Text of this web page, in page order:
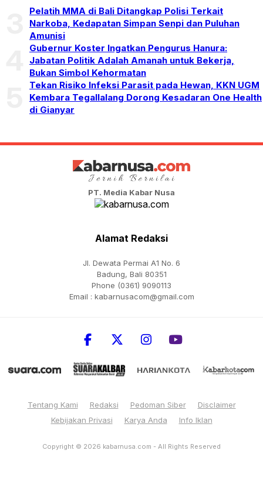
Pelatih MMA di Bali Ditangkap Polisi Terkait
Narkoba, Kedapatan Simpan Senpi dan Puluhan
Amunisi
Gubernur Koster Ingatkan Pengurus Hanura:
Jabatan Politik Adalah Amanah untuk Bekerja,
Bukan Simbol Kehormatan
Tekan Risiko Infeksi Parasit pada Hewan, KKN UGM
Kembara Tegallalang Dorong Kesadaran One Health
di Gianyar
PT. Media Kabar Nusa
Alamat Redaksi
Jl. Dewata Permai A1 No. 6
Badung, Bali 80351
Phone (0361) 9090113
Email : kabarnusacom@gmail.com
Tentang Kami Redaksi Pedoman Siber
Disclaimer
Kebijakan Privasi
Karya Anda Info Iklan
Copyright © 2026 kabarnusa.com - All Rights Reserved